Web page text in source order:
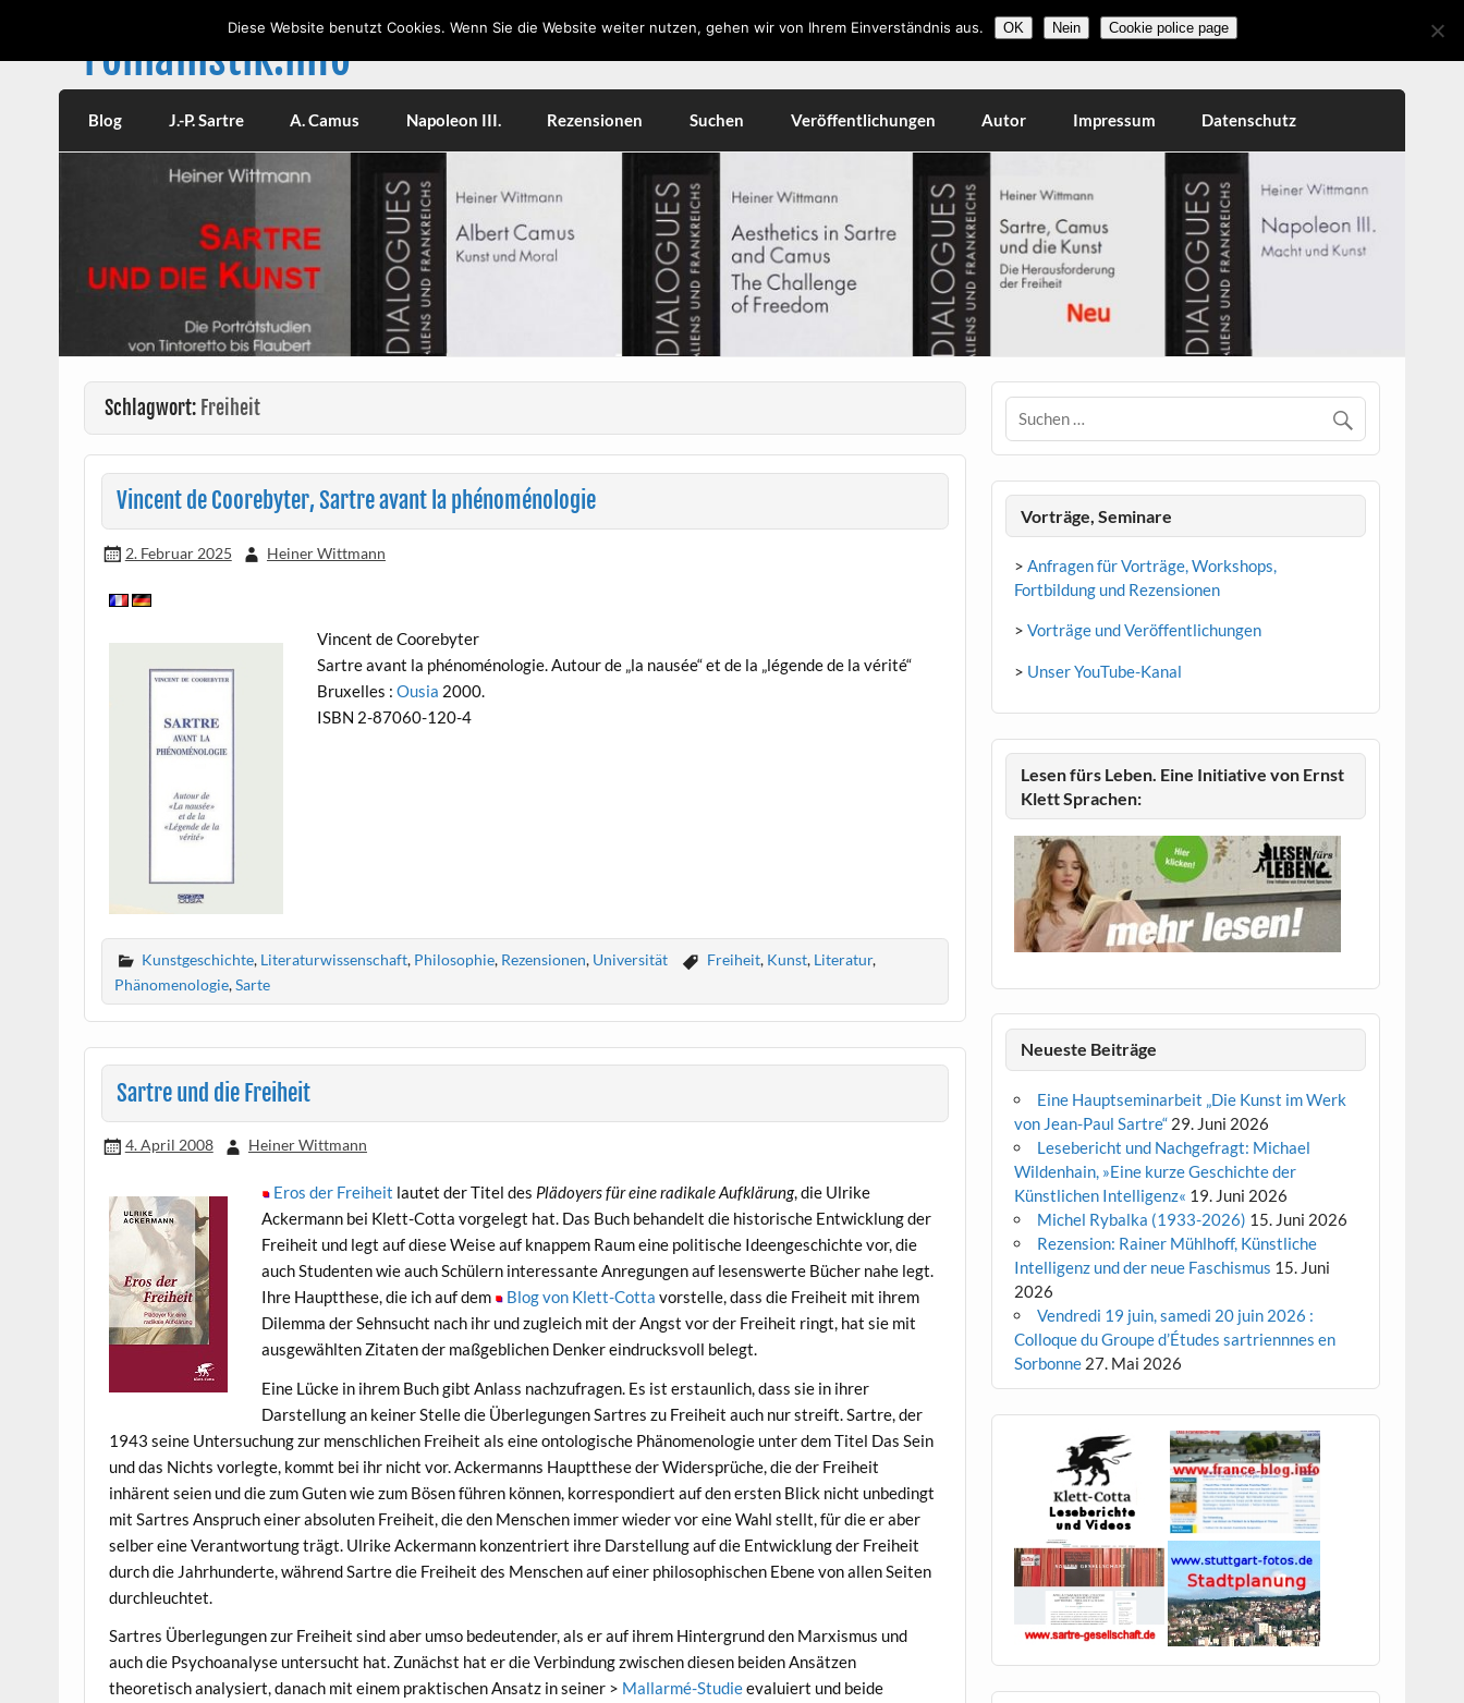
romanistik.info
Blog J.-P. Sartre A. Camus Napoleon III. Rezensionen Suchen Veröffentlichungen Autor Impressum Datenschutz
Schlagwort: Freiheit
Vincent de Coorebyter, Sartre avant la phénoménologie
2. Februar 2025 Heiner Wittmann
Vincent de Coorebyter
Sartre avant la phénoménologie. Autour de „la nausée“ et de la „légende de la vérité“
Bruxelles : Ousia 2000.
ISBN 2-87060-120-4
Kunstgeschichte, Literaturwissenschaft, Philosophie, Rezensionen, Universität Freiheit, Kunst, Literatur,
Phänomenologie,Sarte
Sartre und die Freiheit
4. April 2008 Heiner Wittmann
Eros der Freiheit lautet der Titel des Plädoyers für eine radikale Aufklärung, die Ulrike
Ackermann bei Klett-Cotta vorgelegt hat. Das Buch behandelt die historische Entwicklung der
Freiheit und legt auf diese Weise auf knappem Raum eine politische Ideengeschichte vor, die
auch Studenten wie auch Schülern interessante Anregungen auf lesenswerte Bücher nahe legt.
Ihre Hauptthese, die ich auf dem
Blog von Klett-Cotta vorstelle, dass die Freiheit mit ihrem
Dilemma der Sehnsucht nach ihr und zugleich mit der Angst vor der Freiheit ringt, hat sie mit
ausgewählten Zitaten der maßgeblichen Denker eindrucksvoll belegt.
Eine Lücke in ihrem Buch gibt Anlass nachzufragen. Es ist erstaunlich, dass sie in ihrer
Darstellung an keiner Stelle die Überlegungen Sartres zu Freiheit auch nur streift. Sartre, der
1943 seine Untersuchung zur menschlichen Freiheit als eine ontologische Phänomenologie unter dem Titel Das Sein
und das Nichts vorlegte, kommt bei ihr nicht vor. Ackermanns Hauptthese der Widersprüche, die der Freiheit
inhärent seien und die zum Guten wie zum Bösen führen können, korrespondiert auf den ersten Blick nicht unbedingt
mit Sartres Anspruch einer absoluten Freiheit, die den Menschen immer wieder vor eine Wahl stellt, für die er aber
selber eine Verantwortung trägt. Ulrike Ackermann konzentriert ihre Darstellung auf die Entwicklung der Freiheit
durch die Jahrhunderte, während Sartre die Freiheit des Menschen auf einer philosophischen Ebene von allen Seiten
durchleuchtet.
Sartres Überlegungen zur Freiheit sind aber umso bedeutender, als er auf ihrem Hintergrund den Marxismus und
auch die Psychoanalyse untersucht hat. Zunächst hat er die Verbindung zwischen diesen beiden Ansätzen
theoretisch analysiert, danach mit einem praktischen Ansatz in seiner > Mallarmé-Studieevaluiert und beide
Vorträge, Seminare
> Anfragen für Vorträge, Workshops,
Fortbildung und Rezensionen
> Vorträge und Veröffentlichungen
> Unser YouTube-Kanal
Lesen fürs Leben. Eine Initiative von Ernst
Klett Sprachen:
Neueste Beiträge
Eine Hauptseminarbeit „Die Kunst im Werk
von Jean-Paul Sartre“ 29. Juni 2026
Lesebericht und Nachgefragt: Michael
Wildenhain, »Eine kurze Geschichte der
Künstlichen Intelligenz« 19. Juni 2026
Michel Rybalka (1933-2026) 15. Juni 2026
Rezension: Rainer Mühlhoff, Künstliche
Intelligenz und der neue Faschismus 15. Juni
2026
Vendredi 19 juin, samedi 20 juin 2026 :
Colloque du Groupe d’Études sartriennnes en
Sorbonne 27. Mai 2026
Diese Website benutzt Cookies. Wenn Sie die Website weiter nutzen, gehen wir von Ihrem Einverständnis aus. OK Nein Cookie police page